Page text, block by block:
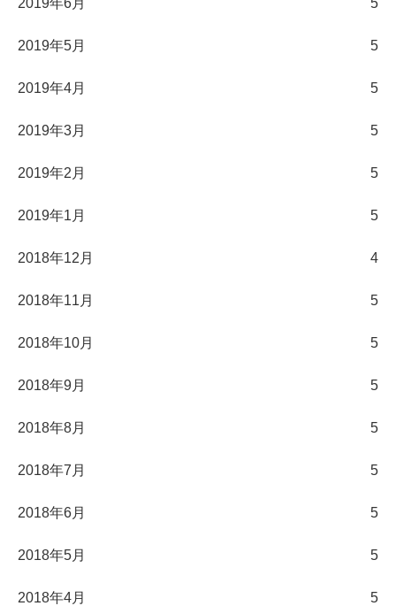
2019年6月 5
2019年5月 5
2019年4月 5
2019年3月 5
2019年2月 5
2019年1月 5
2018年12月 4
2018年11月 5
2018年10月 5
2018年9月 5
2018年8月 5
2018年7月 5
2018年6月 5
2018年5月 5
2018年4月 5